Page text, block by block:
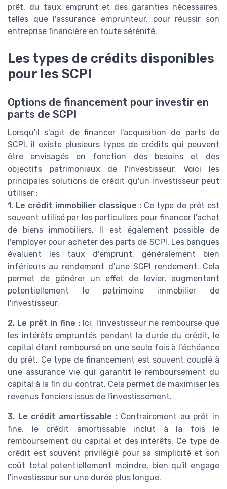
prêt, du taux emprunt et des garanties nécessaires,
telles que l'assurance emprunteur, pour réussir son
entreprise financière en toute sérénité.
Les types de crédits disponibles
pour les SCPI
Options de financement pour investir en
parts de SCPI
Lorsqu'il s'agit de financer l'acquisition de parts de
SCPI, il existe plusieurs types de crédits qui peuvent
être envisagés en fonction des besoins et des
objectifs patrimoniaux de l'investisseur. Voici les
principales solutions de crédit qu'un investisseur peut
utiliser :
1. Le crédit immobilier classique : Ce type de prêt est
souvent utilisé par les particuliers pour financer l'achat
de biens immobiliers. Il est également possible de
l'employer pour acheter des parts de SCPI. Les banques
évaluent les taux d'emprunt, généralement bien
inférieurs au rendement d'une SCPI rendement. Cela
permet de générer un effet de levier, augmentant
potentiellement le patrimoine immobilier de
l'investisseur.
2. Le prêt in fine : Ici, l'investisseur ne rembourse que
les intérêts empruntés pendant la durée du crédit, le
capital étant remboursé en une seule fois à l'échéance
du prêt. Ce type de financement est souvent couplé à
une assurance vie qui garantit le remboursement du
capital à la fin du contrat. Cela permet de maximiser les
revenus fonciers issus de l'investissement.
3. Le crédit amortissable :Contrairement au prêt in
fine, le crédit amortissable inclut à la fois le
remboursement du capital et des intérêts. Ce type de
crédit est souvent privilégié pour sa simplicité et son
coût total potentiellement moindre, bien qu'il engage
l'investisseur sur une durée plus longue.